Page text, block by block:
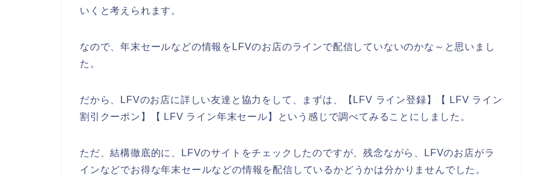
いくと考えられます。
なので、年末セールなどの情報をLFVのお店のラインで配信していないのかな～と思いまし
た。
だから、LFVのお店に詳しい友達と協力をして、まずは、【LFV ライン登録】【 LFV ライン
割引クーポン】【 LFV ライン年末セール】という感じで調べてみることにしました。
ただ、結構徹底的に、LFVのサイトをチェックしたのですが、残念ながら、LFVのお店がラ
インなどでお得な年末セールなどの情報を配信しているかどうかは分かりませんでした。